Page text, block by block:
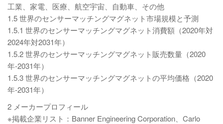
工業、家電、医療、航空宇宙、自動車、その他
1.5 世界のセンサーマッチングマグネット市場規模と予測
1.5.1 世界のセンサーマッチングマグネット消費額（2020年対
2024年対2031年）
1.5.2 世界のセンサーマッチングマグネット販売数量（2020
年-2031年）
1.5.3 世界のセンサーマッチングマグネットの平均価格（2020
年-2031年）
2 メーカープロフィール
※掲載企業リスト：Banner Engineering Corporation、Carlo